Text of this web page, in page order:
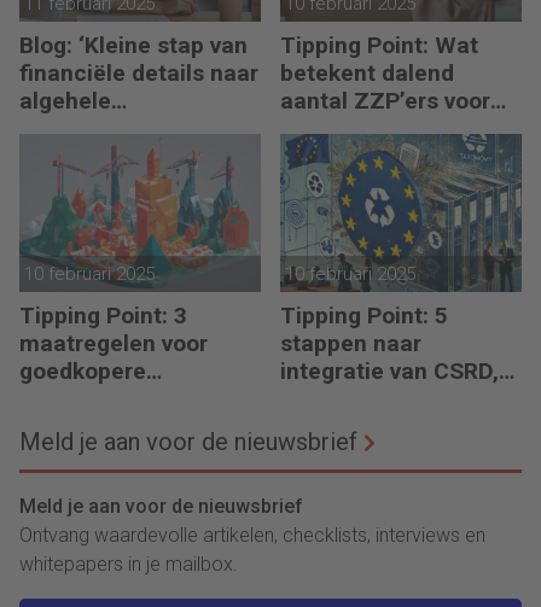
Blog: ‘Kleine stap van
financiële details naar
algehele
duurzaamheid ‘
Tipping Point: Wat
betekent dalend
aantal ZZP’ers voor
financiële planning?
10 februari 2025
Tipping Point: 3
maatregelen voor
goedkopere
verduurzamen)
10 februari 2025
Tipping Point: 5
stappen naar
integratie van CSRD,
Meld je aan voor de nieuwsbrief
Meld je aan voor de nieuwsbrief
Ontvang waardevolle artikelen, checklists, interviews en
whitepapers in je mailbox.